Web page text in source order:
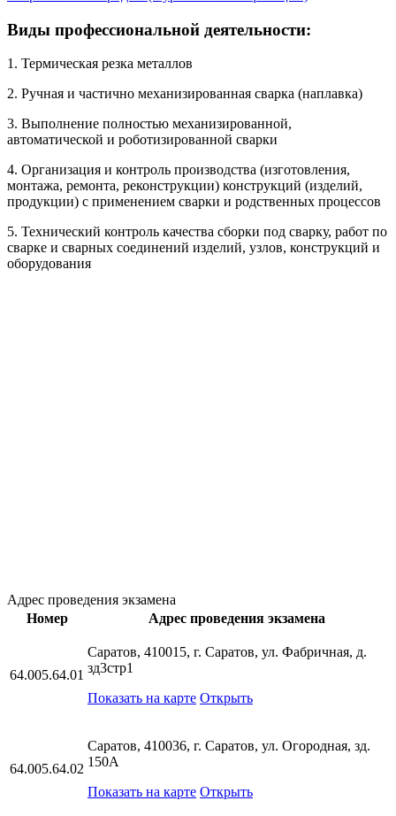
Виды профессиональной деятельности:
1. Термическая резка металлов
2. Ручная и частично механизированная сварка (наплавка)
3. Выполнение полностью механизированной,
автоматической и роботизированной сварки
4. Организация и контроль производства (изготовления,
монтажа, ремонта, реконструкции) конструкций (изделий,
продукции) с применением сварки и родственных процессов
5. Технический контроль качества сборки под сварку, работ по
сварке и сварных соединений изделий, узлов, конструкций и
оборудования
Адрес проведения экзамена
Номер
Адрес проведения экзамена
64.005.64.01
Саратов, 410015, г. Саратов, ул. Фабричная, д.
зд3стр1
Показать на карте Открыть
64.005.64.02
Саратов, 410036, г. Саратов, ул. Огородная, зд.
150А
Показать на карте Открыть